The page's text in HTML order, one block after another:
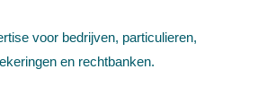
voor bedrijven, particulieren,
en rechtbanken.